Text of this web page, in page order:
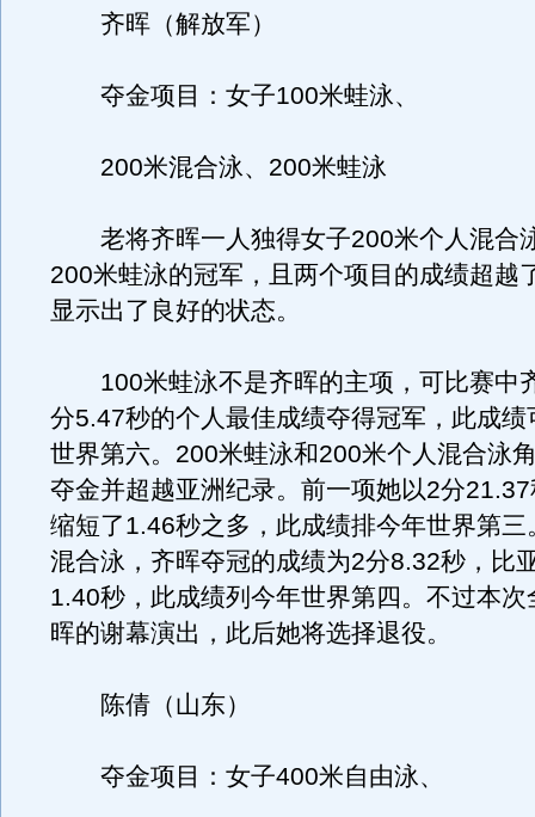
齐晖（解放军）
夺金项目：女子100米蛙泳、
200米混合泳、200米蛙泳
老将齐晖一人独得女子200米个人混合
200米蛙泳的冠军，且两个项目的成绩超越
显示出了良好的状态。
100米蛙泳不是齐晖的主项，可比赛中
分5.47秒的个人最佳成绩夺得冠军，此成绩
世界第六。200米蛙泳和200米个人混合泳
夺金并超越亚洲纪录。前一项她以2分
缩短了1.46秒之多，此成绩排今年世界第三
混合泳，齐晖夺冠的成绩为2分8.32秒，比
1.40秒，此成绩列今年世界第四。不过本次
晖的谢幕演出，此后她将选择退役。
陈倩（山东）
夺金项目：女子400米自由泳、